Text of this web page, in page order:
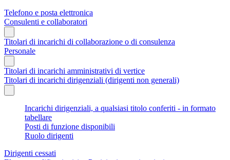
Telefono e posta elettronica
Consulenti e collaboratori
Titolari di incarichi di collaborazione o di consulenza
Personale
Titolari di incarichi amministrativi di vertice
Titolari di incarichi dirigenziali (dirigenti non generali)
Incarichi dirigenziali, a qualsiasi titolo conferiti - in formato
tabellare
Posti di funzione disponibili
Ruolo dirigenti
Dirigenti cessati